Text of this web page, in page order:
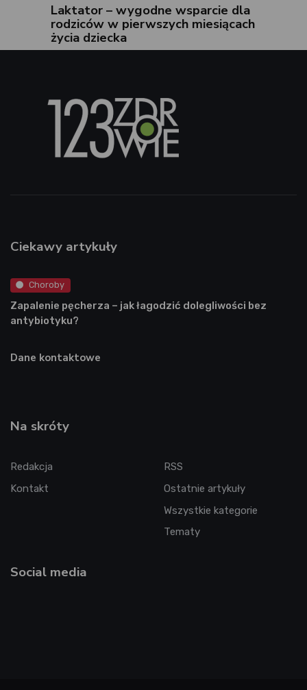
Laktator – wygodne wsparcie dla
rodziców w pierwszych miesiącach
życia dziecka
Ciekawy artykuły
Choroby
Zapalenie pęcherza – jak łagodzić dolegliwości bez
antybiotyku?
Dane kontaktowe
Na skróty
Redakcja
Kontakt
RSS
Ostatnie artykuły
Wszystkie kategorie
Tematy
Social media